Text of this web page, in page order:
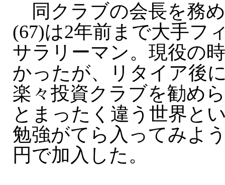
同クラブの会長を務
(67)は2年前まで大手フ
サラリーマン。現役の
かったが、リタイア後
楽々投資クラブを勧め
とまったく違う世界と
勉強がてら入ってみよ
円で加入した。